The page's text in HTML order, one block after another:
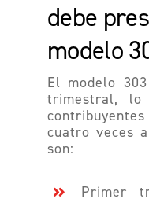
debe
modelo
El modelo
trimestral,
cuatro veces
son:
Primer